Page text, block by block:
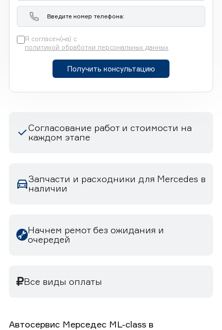
Я согласен(на) с
политикой обработки персональных данных
Получить консультацию
Согласование работ и стоимости на
каждом этапе
Запчасти и расходники для Mercedes в
наличии
Начнем ремот без ожидания и
очередей
Все виды оплаты
Автосервис Мерседес ML-class в